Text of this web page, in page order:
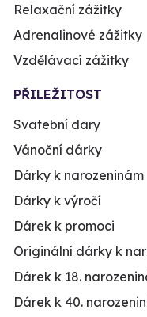
Relaxační zážitky
Adrenalinové zážitky
Vzdělávací zážitky
PŘILEŽITOST
Svatební dary
Vánoční dárky
Dárky k narozeninám
Dárky k výročí
Dárek k promoci
Originální dárky k
Dárek k 18.
Dárek k 40.